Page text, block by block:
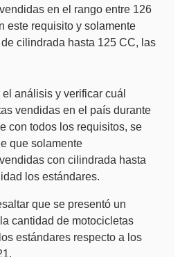
en el rango entre 126
este requisito y solamente
cilindrada hasta 125 CC, las
análisis y verificar cuál
vendidas en el país durante
con todos los requisitos, se
que solamente
con cilindrada hasta
los estándares.
que se presentó un
cantidad de motocicletas
estándares respecto a los